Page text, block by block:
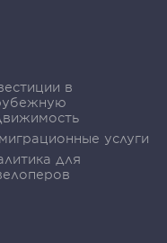
в
услуги
для